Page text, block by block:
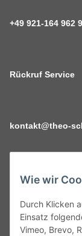
Wie wir
Durch Klicken
Einsatz
Vimeo, Brevo,
+49 921-164 962
Rückruf Service
kontakt@theo-
Service